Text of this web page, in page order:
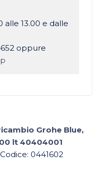
alle 13.00 e dalle
oppure
Grohe Blue,
lt 40404001
0441602